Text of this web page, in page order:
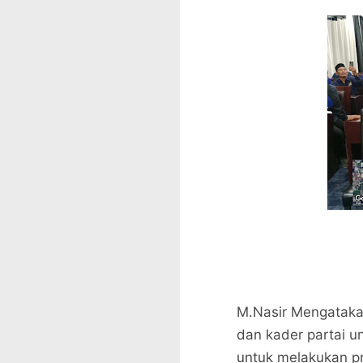
M.Nasir
dan kader partai
untuk melakukan